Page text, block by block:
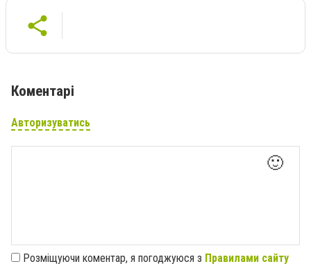
Коментарі
Авторизуватись
🙂
Розміщуючи коментар, я погоджуюся з Правилами сайту